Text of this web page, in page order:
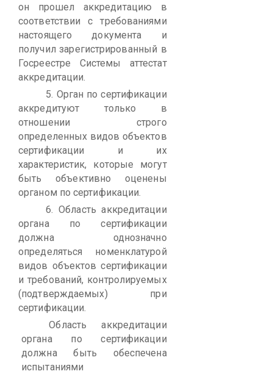
он прошел аккредитацию в
соответствии с требованиями
настоящего документа и
получил зарегистрированный в
Госреестре Системы аттестат
аккредитации.
5. Орган по сертификации
аккредитуют только в
отношении строго
определенных видов объектов
сертификации и их
характеристик, которые могут
быть объективно оценены
органом по сертификации.
6.Область аккредитации
органа по сертификации
должна однозначно
определяться номенклатурой
видов объектов сертификации
и требований, контролируемых
(подтверждаемых) при
сертификации.
Область аккредитации
органа по сертификации
должна быть обеспечена
испытаниями